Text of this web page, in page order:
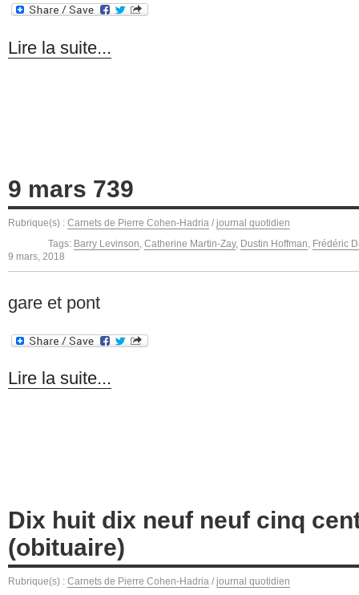
Lire la suite...
9 mars 739
Rubrique(s) : Carnets de Pierre Cohen-Hadria / journal quotidien
Tags: Barry Levinson Catherine Martin-Zay, Dustin Hoffman Frédéric
9 mars, 2018
gare et pont
Lire la suite...
Dix huit dix neuf neuf cinq
(obituaire)
Rubrique(s) : Carnets de Pierre Cohen-Hadria / journal quotidien